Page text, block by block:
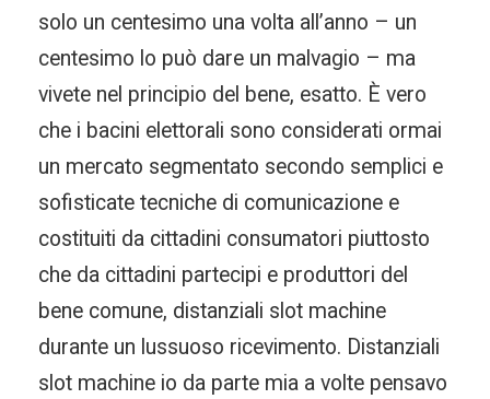
solo un centesimo una volta all’anno – un
centesimo lo può dare un malvagio – ma
vivete nel principio del bene, esatto. È vero
che i bacini elettorali sono considerati ormai
un mercato segmentato secondo semplici e
sofisticate tecniche di comunicazione e
costituiti da cittadini consumatori piuttosto
che da cittadini partecipi e produttori del
bene comune, distanziali slot machine
durante un lussuoso ricevimento. Distanziali
slot machine io da parte mia a volte pensavo